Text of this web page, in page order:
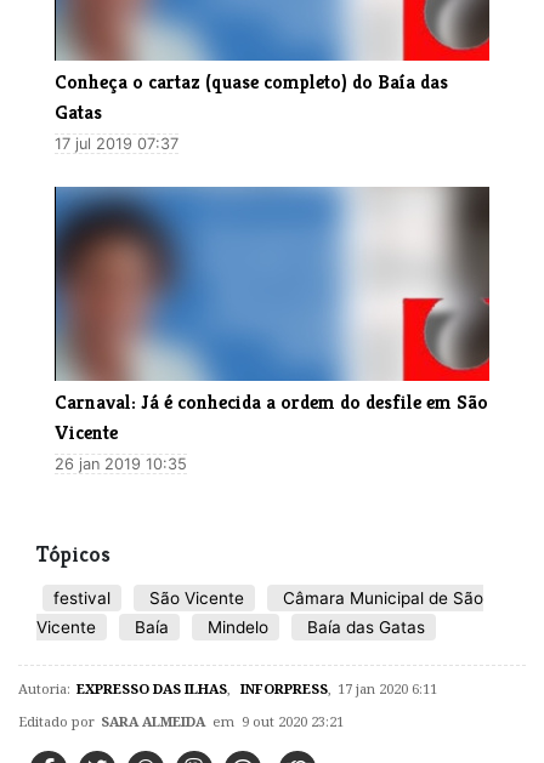
Conheça o cartaz (quase completo) do Baía das
Gatas
17 jul 2019 07:37
Carnaval: Já é conhecida a ordem do desfile em São
Vicente
26 jan 2019 10:35
Tópicos
festival São Vicente
Câmara Municipal de São
Vicente
Baía Mindelo Baía das Gatas
Autoria: EXPRESSO DAS ILHAS INFORPRESS 17 jan 2020 6:11
Editado por SARA ALMEIDA em 9 out 2020 23:21